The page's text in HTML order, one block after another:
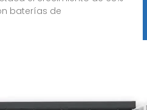
baterías de